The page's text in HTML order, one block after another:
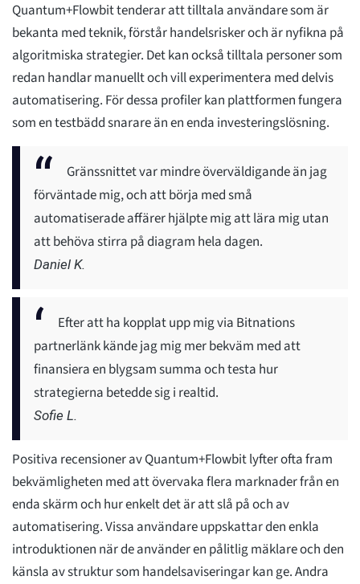
Quantum+Flowbit tenderar att tilltala användare som är
bekanta med teknik, förstår handelsrisker och är nyfikna på
algoritmiska strategier. Det kan också tilltala personer som
redan handlar manuellt och vill experimentera med delvis
automatisering. För dessa profiler kan plattformen fungera
som en testbädd snarare än en enda investeringslösning.
Gränssnittet var mindre överväldigande än jag
förväntade mig, och att börja med små
automatiserade affärer hjälpte mig att lära mig utan
att behöva stirra på diagram hela dagen.
Daniel K.
Efter att ha kopplat upp mig via Bitnations
partnerlänk kände jag mig mer bekväm med att
finansiera en blygsam summa och testa hur
strategierna betedde sig i realtid.
Sofie L.
Positiva recensioner av Quantum+Flowbit lyfter ofta fram
bekvämligheten med att övervaka flera marknader från en
enda skärm och hur enkelt det är att slå på och av
automatisering. Vissa användare uppskattar den enkla
introduktionen när de använder en pålitlig mäklare och den
känsla av struktur som handelsaviseringar kan ge. Andra